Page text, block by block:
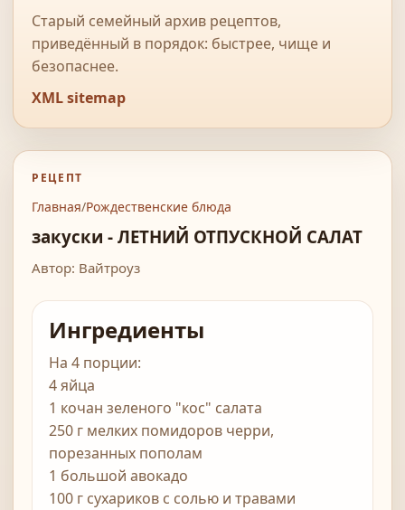
Старый семейный архив рецептов,
приведённый в порядок: быстрее, чище и
безопаснее.
XML sitemap
РЕЦЕПТ
Главная/Рождественские блюда
закуски - ЛЕТНИЙ ОТПУСКНОЙ САЛАТ
Автор: Вайтроуз
Ингредиенты
На 4 порции:
4 яйца
1 кочан зеленого "кос" салата
250 г мелких помидоров черри,
порезанных пополам
1 большой авокадо
100 г сухариков с солью и травами